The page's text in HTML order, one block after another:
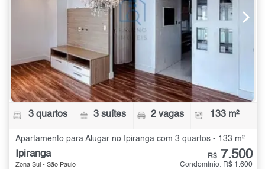
3 quartos 3 suítes 2 vagas 133 m²
Apartamento para Alugar no Ipiranga com 3 quartos - 133 m²
Ipiranga
Zona Sul - São Paulo
R$ 7.500
Condomínio: R$ 1.600